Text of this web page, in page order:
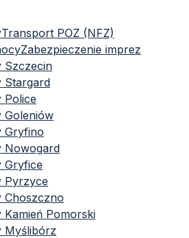
Transport POZ (NFZ)
Zabezpieczenie imprez
Szczecin
Stargard
Police
Goleniów
Gryfino
Nowogard
Gryfice
Pyrzyce
Choszczno
Kamień Pomorski
Myślibórz